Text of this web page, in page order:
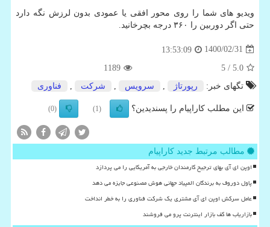
ویدیو های شما را روی محور افقی یا عمودی بدون لرزش نگه دارد
حتی اگر دوربین را ۳۶۰ درجه بچرخانید.
1400/02/31
13:53:09
5.0
/ 5
1189
تگهای خبر:
رپورتاژ سرویس شركت فناوری
این مطلب کاراپیام را پسندیدین؟ (1)
(0)
مطالب مرتبط جدید کاراپیام
اوپن ای آی بهای ترجیح کارمندان خارجی به آمریکایی را می پردازد
پاول دوروف به برندگان المپیاد جهانی هوش مصنوعی جایزه می دهد
عامل سرکش اوپن ای آی مشتری یک شرکت فناوری را به خطر انداخت
بازاریاب ها کف بازار اینترنت پرو می فروشند